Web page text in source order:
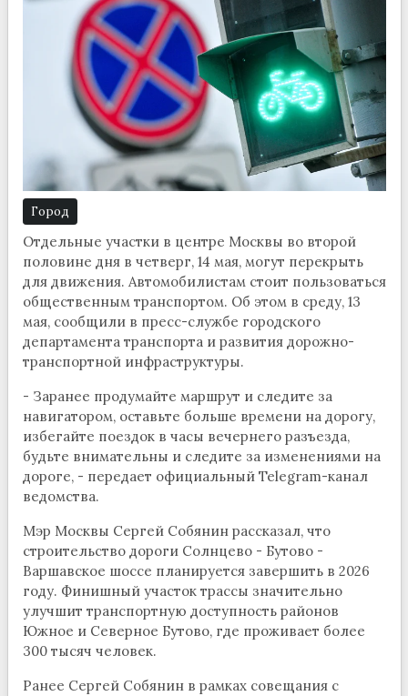
Город
Отдельные участки в центре Москвы во второй
половине дня в четверг, 14 мая, могут перекрыть
для движения. Автомобилистам стоит пользоваться
общественным транспортом. Об этом в среду, 13
мая, сообщили в пресс-службе городского
департамента транспорта и развития дорожно-
транспортной инфраструктуры.
- Заранее продумайте маршрут и следите за
навигатором, оставьте больше времени на дорогу,
избегайте поездок в часы вечернего разъезда,
будьте внимательны и следите за изменениями на
дороге, - передает официальный Telegram-канал
ведомства.
Мэр Москвы Сергей Собянин рассказал, что
строительство дороги Солнцево - Бутово -
Варшавское шоссе планируется завершить в 2026
году. Финишный участок трассы значительно
улучшит транспортную доступность районов
Южное и Северное Бутово, где проживает более
300 тысяч человек.
Ранее Сергей Собянин в рамках совещания с